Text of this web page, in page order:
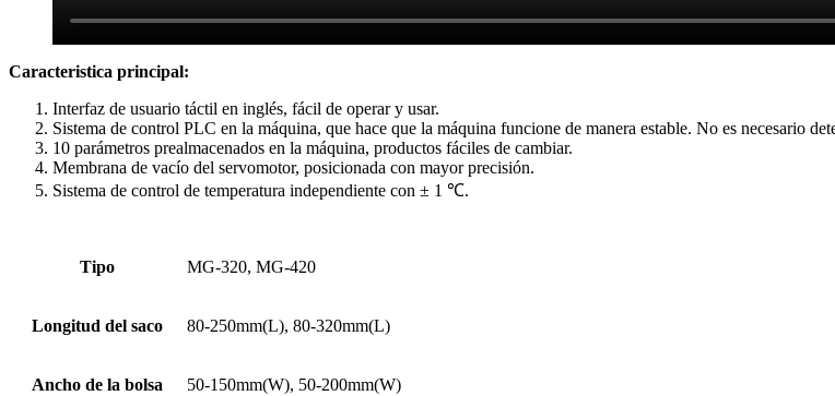
Caracteristica principal:
Interfaz de usuario táctil en inglés, fácil de operar y usar.
Sistema de control PLC en la máquina, que hace que la máquina funcione de manera estable. No es necesario
10 parámetros prealmacenados en la máquina, productos fáciles de cambiar.
Membrana de vacío del servomotor, posicionada con mayor precisión.
Sistema de control de temperatura independiente con ± 1 ℃.
Tipo MG-320, MG-420
Longitud del saco 80-250mm(L), 80-320mm(L)
Ancho de la bolsa 50-150mm(W), 50-200mm(W)